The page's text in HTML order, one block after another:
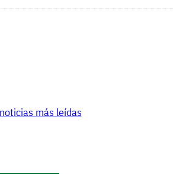
noticias más leídas